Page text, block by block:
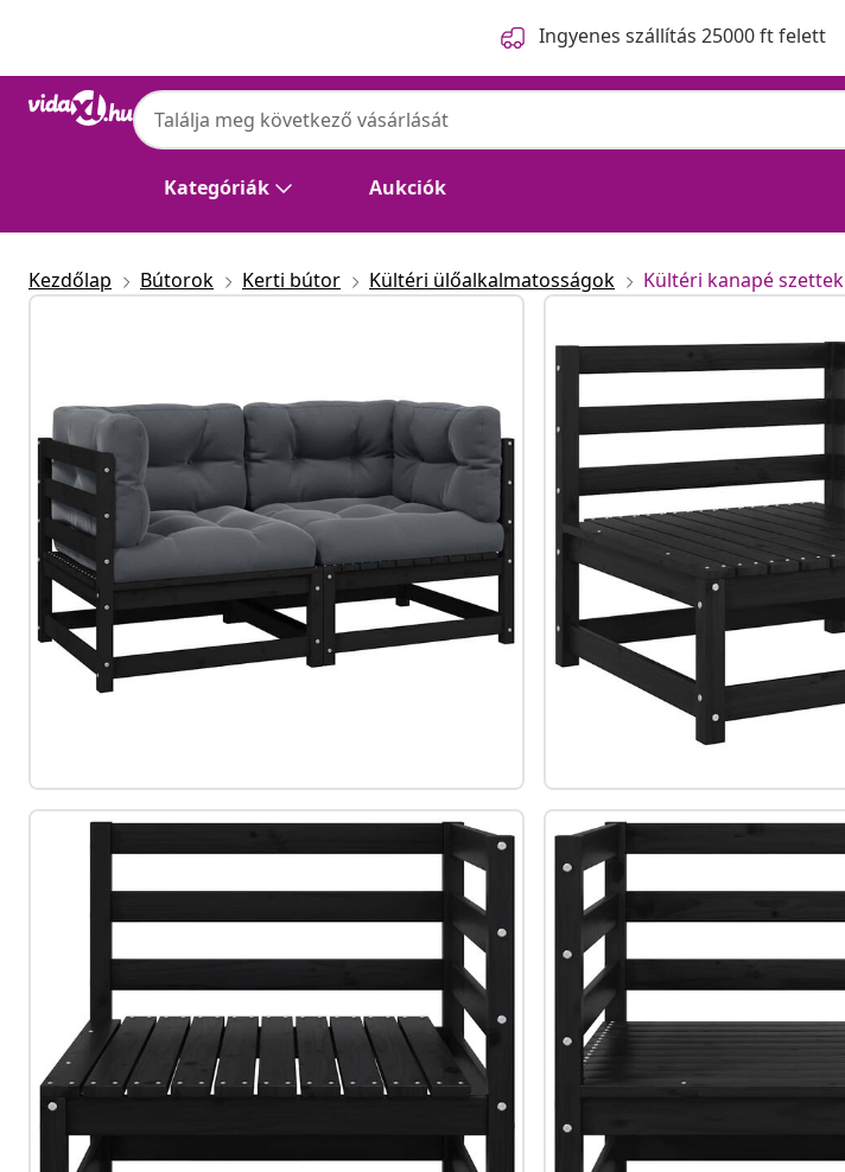
Ingyenes szállítás 25000 ft felett
Kategóriák Aukciók
Kezdőlap Bútorok Kerti bútor Kültéri ülőalkalmatosságok Kültéri kanapé szettek